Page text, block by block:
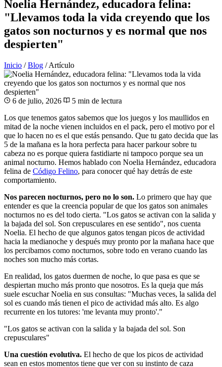
Noelia Hernández, educadora felina:
"Llevamos toda la vida creyendo que los
gatos son nocturnos y es normal que nos
despierten"
Inicio / Blog /Artículo
6 de julio, 2026
5 min de lectura
Los que tenemos gatos sabemos que los juegos y los maullidos en
mitad de la noche vienen incluidos en el pack, pero el motivo por el
que lo hacen no es el que estás pensando. Que tu gato decida que las
5 de la mañana es la hora perfecta para hacer parkour sobre tu
cabeza no es porque quiera fastidiarte ni tampoco porque sea un
animal nocturno. Hemos hablado con Noelia Hernández, educadora
felina de Código Felino, para conocer qué hay detrás de este
comportamiento.
Nos parecen nocturnos, pero no lo son. Lo primero que hay que
entender es que la creencia popular de que los gatos son animales
nocturnos no es del todo cierta. "Los gatos se activan con la salida y
la bajada del sol. Son crepusculares en ese sentido", nos cuenta
Noelia. El hecho de que algunos gatos tengan picos de actividad
hacia la medianoche y después muy pronto por la mañana hace que
los percibamos como nocturnos, sobre todo en verano cuando las
noches son mucho más cortas.
En realidad, los gatos duermen de noche, lo que pasa es que se
despiertan mucho más pronto que nosotros. Es la queja que más
suele escuchar Noelia en sus consultas: "Muchas veces, la salida del
sol es cuando más tienen el pico de actividad más alto. Es algo
recurrente en los tutores: 'me levanta muy pronto'."
"Los gatos se activan con la salida y la bajada del sol. Son
crepusculares"
Una cuestión evolutiva. El hecho de que los picos de actividad
sean en estos momentos tiene que ver con su instinto de caza